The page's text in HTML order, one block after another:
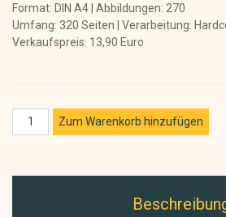
Format: DIN A4 | Abbildungen: 270
Umfang: 320 Seiten | Verarbeitung:
Verkaufspreis: 13,90 Euro